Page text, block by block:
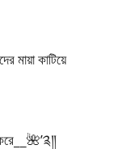
মায়া কাটিয়ে